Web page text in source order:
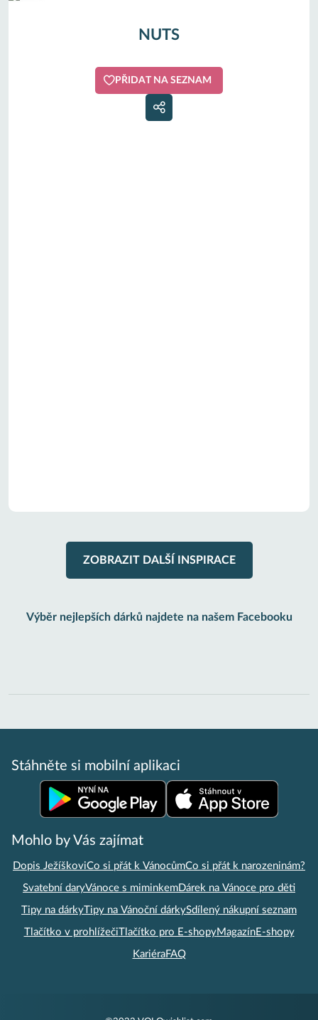
NUTS
PŘIDAT NA SEZNAM
ZOBRAZIT DALŠÍ INSPIRACE
Výběr nejlepších dárků najdete na našem Facebooku
Stáhněte si mobilní aplikaci
Mohlo by Vás zajímat
Dopis JežíškoviCo si přát k VánocůmCo si přát k narozeninám?
Svatební daryVánoce s miminkemDárek na Vánoce pro děti
Tipy na dárkyTipy na Vánoční dárkySdílený nákupní seznam
Tlačítko v prohlížečiTlačítko pro E-shopyMagazínE-shopy
KariéraFAQ